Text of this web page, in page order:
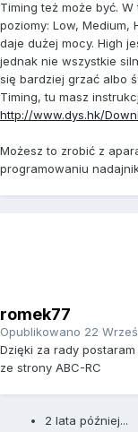
Timing też może być.
poziomy: Low, Medium,
daje dużej mocy. High
jednak nie wszystkie
się bardziej grzać albo
Timing, tu masz
http://www.dys.hk/
Możesz to zrobić z
programowaniu
romek77
Opublikowano 22
Dzięki za rady
ze strony ABC-RC
2 lata później...